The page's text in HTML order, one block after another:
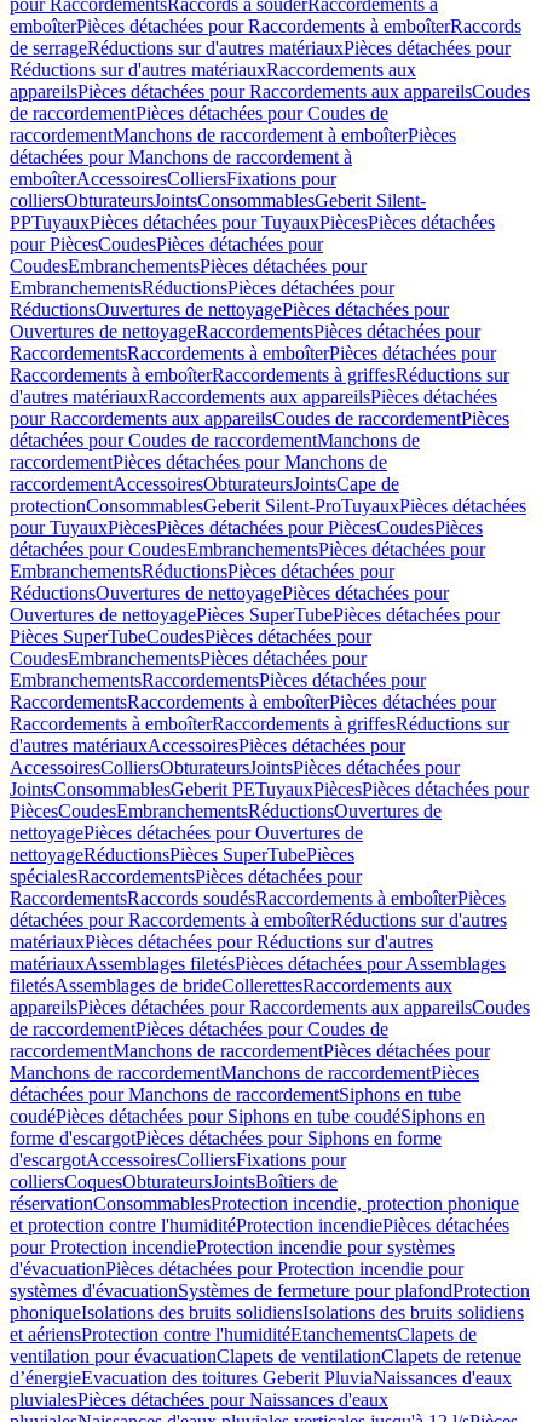
pour RaccordementsRaccords à souderRaccordements à
emboîterPièces détachées pour Raccordements à emboîterRaccords
de serrageRéductions sur d'autres matériauxPièces détachées pour
Réductions sur d'autres matériauxRaccordements aux
appareilsPièces détachées pour Raccordements aux appareilsCoudes
de raccordementPièces détachées pour Coudes de
raccordementManchons de raccordement à emboîterPièces
détachées pour Manchons de raccordement à
emboîterAccessoiresColliersFixations pour
colliersObturateursJointsConsommablesGeberit Silent-
PPTuyauxPièces détachées pour TuyauxPiècesPièces détachées
pour PiècesCoudesPièces détachées pour
CoudesEmbranchementsPièces détachées pour
EmbranchementsRéductionsPièces détachées pour
RéductionsOuvertures de nettoyagePièces détachées pour
Ouvertures de nettoyageRaccordementsPièces détachées pour
RaccordementsRaccordements à emboîterPièces détachées pour
Raccordements à emboîterRaccordements à griffesRéductions sur
d'autres matériauxRaccordements aux appareilsPièces détachées
pour Raccordements aux appareilsCoudes de raccordementPièces
détachées pour Coudes de raccordementManchons de
raccordementPièces détachées pour Manchons de
raccordementAccessoiresObturateursJointsCape de
protectionConsommablesGeberit Silent-ProTuyauxPièces détachées
pour TuyauxPiècesPièces détachées pour PiècesCoudesPièces
détachées pour CoudesEmbranchementsPièces détachées pour
EmbranchementsRéductionsPièces détachées pour
RéductionsOuvertures de nettoyagePièces détachées pour
Ouvertures de nettoyagePièces SuperTubePièces détachées pour
Pièces SuperTubeCoudesPièces détachées pour
CoudesEmbranchementsPièces détachées pour
EmbranchementsRaccordementsPièces détachées pour
RaccordementsRaccordements à emboîterPièces détachées pour
Raccordements à emboîterRaccordements à griffesRéductions sur
d'autres matériauxAccessoiresPièces détachées pour
AccessoiresColliersObturateursJointsPièces détachées pour
JointsConsommablesGeberit PETuyauxPiècesPièces détachées pour
PiècesCoudesEmbranchementsRéductionsOuvertures de
nettoyagePièces détachées pour Ouvertures de
nettoyageRéductionsPièces SuperTubePièces
spécialesRaccordementsPièces détachées pour
RaccordementsRaccords soudésRaccordements à emboîterPièces
détachées pour Raccordements à emboîterRéductions sur d'autres
matériauxPièces détachées pour Réductions sur d'autres
matériauxAssemblages filetésPièces détachées pour Assemblages
filetésAssemblages de brideCollerettesRaccordements aux
appareilsPièces détachées pour Raccordements aux appareilsCoudes
de raccordementPièces détachées pour Coudes de
raccordementManchons de raccordementPièces détachées pour
Manchons de raccordementManchons de raccordementPièces
détachées pour Manchons de raccordementSiphons en tube
coudéPièces détachées pour Siphons en tube coudéSiphons en
forme d'escargotPièces détachées pour Siphons en forme
d'escargotAccessoiresColliersFixations pour
colliersCoquesObturateursJointsBoîtiers de
réservationConsommablesProtection incendie, protection phonique
et protection contre l'humiditéProtection incendiePièces détachées
pour Protection incendieProtection incendie pour systèmes
d'évacuationPièces détachées pour Protection incendie pour
systèmes d'évacuationSystèmes de fermeture pour plafondProtection
phoniqueIsolations des bruits solidiensIsolations des bruits solidiens
et aériensProtection contre l'humiditéEtanchementsClapets de
ventilation pour évacuationClapets de ventilationClapets de retenue
d’énergieEvacuation des toitures Geberit PluviaNaissances d'eaux
pluvialesPièces détachées pour Naissances d'eaux